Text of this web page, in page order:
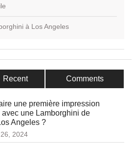
à Los Angeles
Recent Comments
une première impression
avec une Lamborghini de
Angeles ?
2024